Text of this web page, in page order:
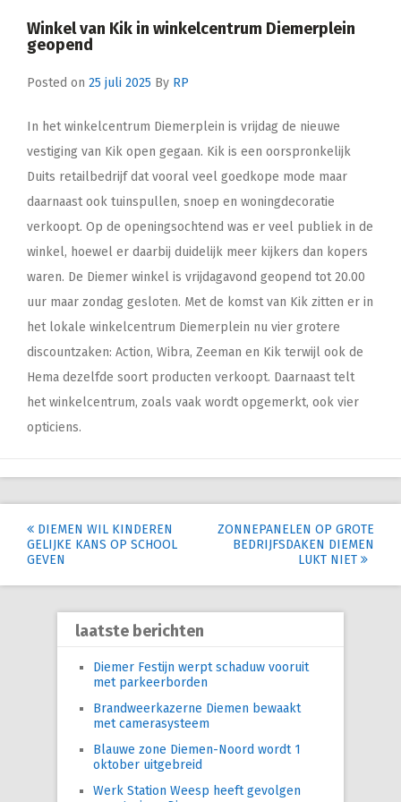
Winkel van Kik in winkelcentrum Diemerplein
geopend
Posted on 25 juli 2025 By RP
In het winkelcentrum Diemerplein is vrijdag de nieuwe
vestiging van Kik open gegaan. Kik is een oorspronkelijk
Duits retailbedrijf dat vooral veel goedkope mode maar
daarnaast ook tuinspullen, snoep en woningdecoratie
verkoopt. Op de openingsochtend was er veel publiek in de
winkel, hoewel er daarbij duidelijk meer kijkers dan kopers
waren. De Diemer winkel is vrijdagavond geopend tot 20.00
uur maar zondag gesloten. Met de komst van Kik zitten er in
het lokale winkelcentrum Diemerplein nu vier grotere
discountzaken: Action, Wibra, Zeeman en Kik terwijl ook de
Hema dezelfde soort producten verkoopt. Daarnaast telt
het winkelcentrum, zoals vaak wordt opgemerkt, ook vier
opticiens.
Post
navigation
DIEMEN WIL KINDEREN
GELIJKE KANS OP SCHOOL
GEVEN
ZONNEPANELEN OP GROTE
BEDRIJFSDAKEN DIEMEN
LUKT NIET
laatste berichten
Diemer Festijn werpt schaduw vooruit
met parkeerborden
Brandweerkazerne Diemen bewaakt
met camerasysteem
Blauwe zone Diemen-Noord wordt 1
oktober uitgebreid
Werk Station Weesp heeft gevolgen